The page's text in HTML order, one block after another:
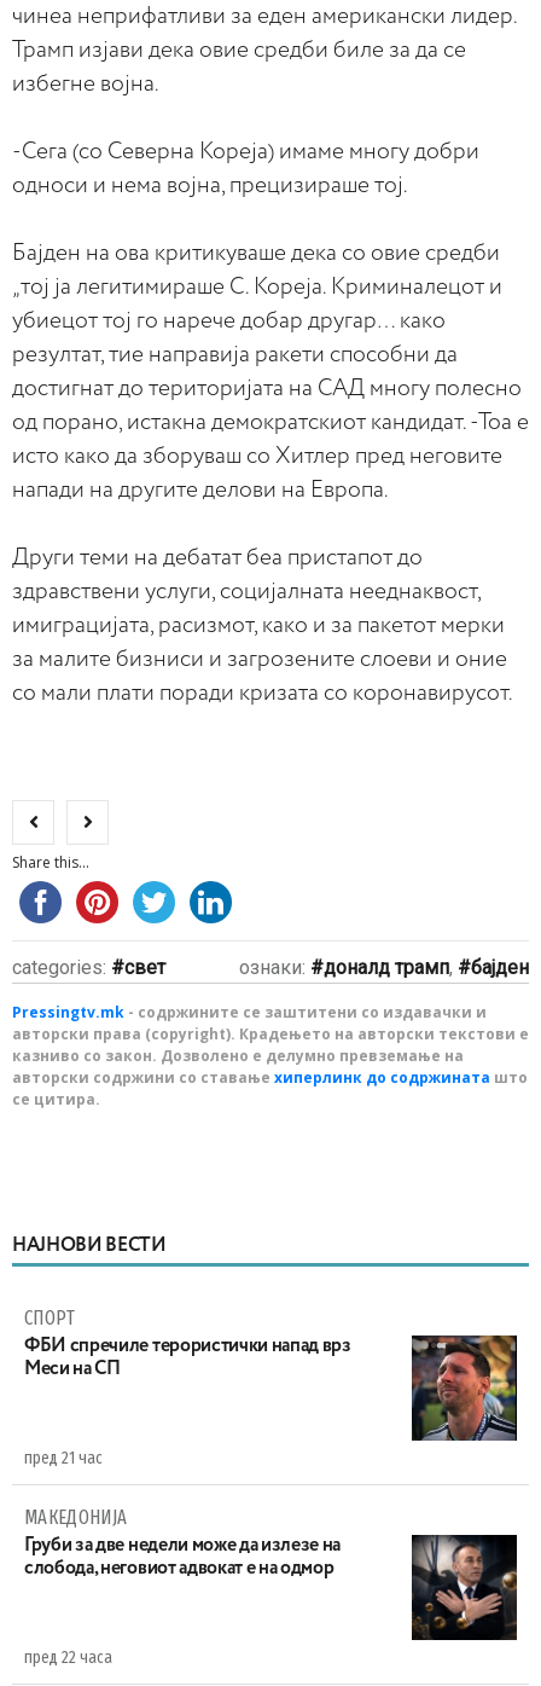
чинеа неприфатливи за еден американски лидер.
Трамп изјави дека овие средби биле за да се
избегне војна.
-Сега (со Северна Кореја) имаме многу добри
односи и нема војна, прецизираше тој.
Бајден на ова критикуваше дека со овие средби
„тој ја легитимираше С. Кореја. Криминалецот и
убиецот тој го нарече добар другар… како
резултат, тие направија ракети способни да
достигнат до територијата на САД многу полесно
од порано, истакна демократскиот кандидат. -Тоа е
исто како да зборуваш со Хитлер пред неговите
напади на другите делови на Европа.
Други теми на дебатат беа пристапот до
здравствени услуги, социјалната нееднаквост,
имиграцијата, расизмот, како и за пакетот мерки
за малите бизниси и загрозените слоеви и оние
со мали плати поради кризата со коронавирусот.
Share this...
categories: свет ознаки: доналд трамп, бајден
Pressingtv.mk - содржините се заштитени со издавачки и
авторски права (copyright). Крадењето на авторски текстови е
казниво со закон. Дозволено е делумно превземање на
авторски содржини со ставање хиперлинк до содржината што
се цитира.
НАЈНОВИ ВЕСТИ
СПОРТ
ФБИ спречиле терористички напад врз
Меси на СП
пред 21 час
МАКЕДОНИЈА
Груби за две недели може да излезе на
слобода, неговиот адвокат е на одмор
пред 22 часа